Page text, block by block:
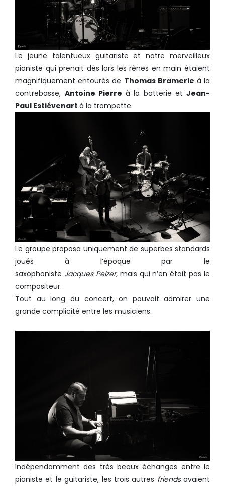
Le jeune talentueux guitariste et notre merveilleux
pianiste qui prenait dès lors les rênes en main étaient
magnifiquement entourés de Thomas Bramerie à la
contrebasse, Antoine Pierre à la batterie et Jean-
Paul Estiévenart à la trompette.
Le groupe proposa uniquement de superbes standards
joués à l’époque par le
saxophoniste Jacques Pelzer,mais qui n’en était pas le
compositeur.
Tout au long du concert, on pouvait admirer une
grande complicité entre les musiciens.
Indépendamment des très beaux échanges entre le
pianiste et le guitariste, les trois autres friendsavaient